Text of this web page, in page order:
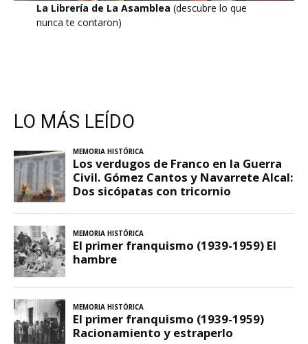
La Librería de La Asamblea (descubre lo que
nunca te contaron)
LO MÁS LEÍDO